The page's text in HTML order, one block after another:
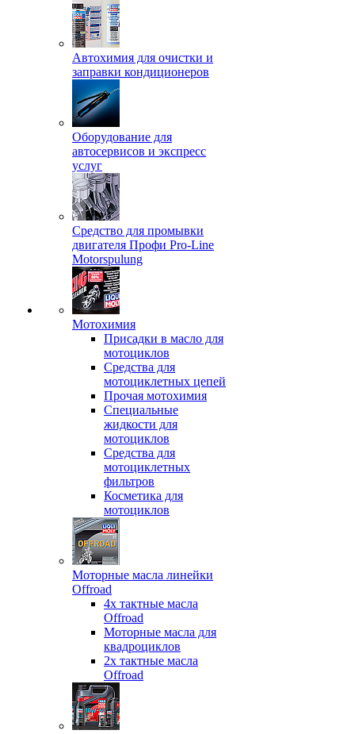
Автохимия для очистки и
заправки кондиционеров
Оборудование для
автосервисов и экспресс
услуг
Средство для промывки
двигателя Профи Pro-Line
Motorspulung
Мотохимия
Присадки в масло для
мотоциклов
Средства для
мотоциклетных цепей
Прочая мотохимия
Специальные
жидкости для
мотоциклов
Средства для
мотоциклетных
фильтров
Косметика для
мотоциклов
Моторные масла линейки
Offroad
4х тактные масла
Offroad
Моторные масла для
квадроциклов
2х тактные масла
Offroad